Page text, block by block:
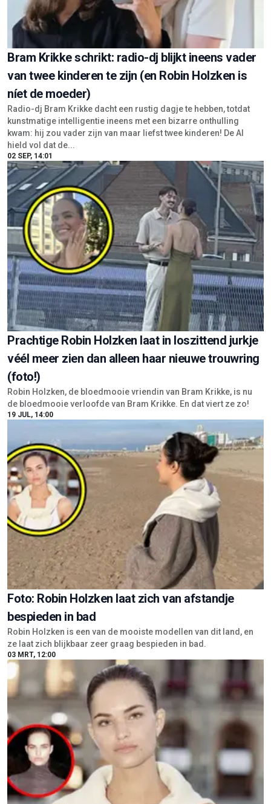
Bram Krikke schrikt: radio-dj blijkt ineens vader
van twee kinderen te zijn (en Robin Holzken is
níet de moeder)
Radio-dj Bram Krikke dacht een rustig dagje te hebben, totdat
kunstmatige intelligentie ineens met een bizarre onthulling
kwam: hij zou vader zijn van maar liefst twee kinderen! De AI
hield vol dat de...
02 SEP, 14:01
Prachtige Robin Holzken laat in loszittend jurkje
véél meer zien dan alleen haar nieuwe trouwring
(foto!)
Robin Holzken, de bloedmooie vriendin van Bram Krikke, is nu
de bloedmooie verloofde van Bram Krikke. En dat viert ze zo!
19 JUL, 14:00
Foto: Robin Holzken laat zich van afstandje
bespieden in bad
Robin Holzken is een van de mooiste modellen van dit land, en
ze laat zich blijkbaar zeer graag bespieden in bad.
03 MRT, 12:00